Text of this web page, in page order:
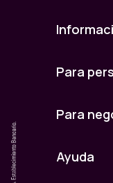
Para
Para
Ayuda